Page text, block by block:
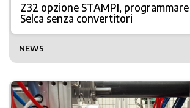
Z32 opzione STAMPI,
Selca senza convertitori
NEWS